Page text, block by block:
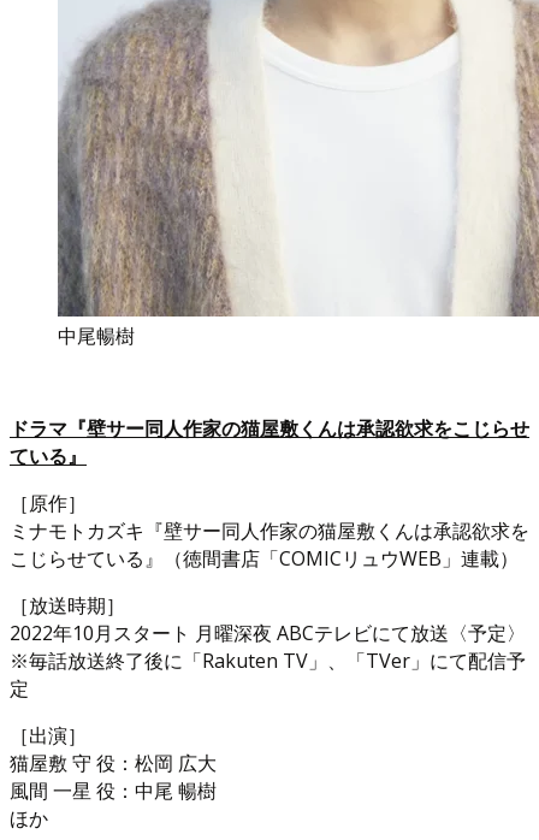
中尾暢樹
ドラマ『壁サー同人作家の猫屋敷くんは承認欲求をこじらせ
ている』
［原作］
ミナモトカズキ『壁サー同人作家の猫屋敷くんは承認欲求を
こじらせている』（徳間書店「COMICリュウWEB」連載）
［放送時期］
2022年10月スタート 月曜深夜 ABCテレビにて放送〈予定〉
※毎話放送終了後に「Rakuten TV」、「TVer」にて配信予
定
［出演］
猫屋敷 守 役：松岡 広大
風間 一星 役：中尾 暢樹
ほか